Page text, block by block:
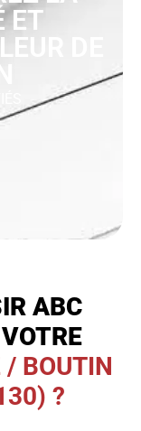
ET
DE
ABC
/ BOUTIN
?